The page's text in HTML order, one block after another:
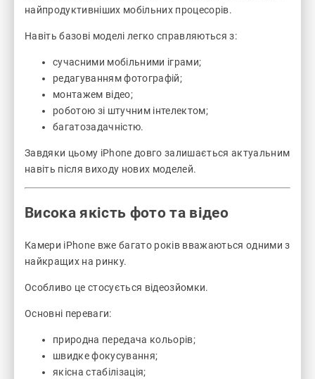
найпродуктивніших мобільних процесорів.
Навіть базові моделі легко справляються з:
сучасними мобільними іграми;
редагуванням фотографій;
монтажем відео;
роботою зі штучним інтелектом;
багатозадачністю.
Завдяки цьому iPhone довго залишається актуальним
навіть після виходу нових моделей.
Висока якість фото та відео
Камери iPhone вже багато років вважаються одними з
найкращих на ринку.
Особливо це стосується відеозйомки.
Основні переваги:
природна передача кольорів;
швидке фокусування;
якісна стабілізація;